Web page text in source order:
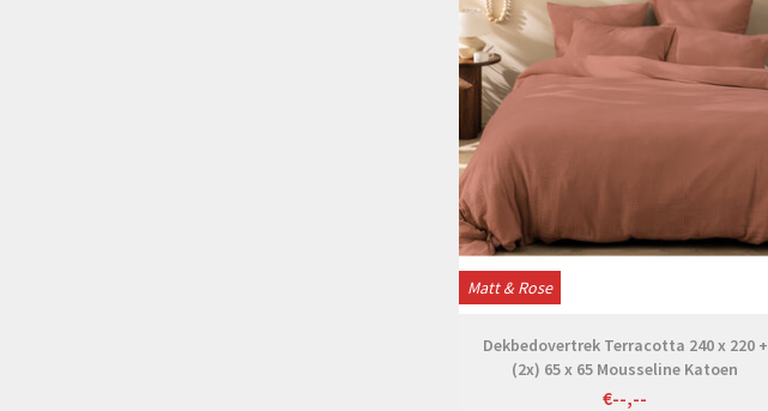
Matt & Rose
Dekbedovertrek Terracotta 240 x 220 +
(2x) 65 x 65 Mousseline Katoen
€--,--